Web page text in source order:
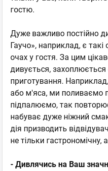
гостю.
Дуже важливо постійно
Гаучо», наприклад, є такі
очах у гостя. За цим
дивується,
приготування.
або м'яса, ми поливаємо
підпалюємо, так
набуває дуже ніжний
дія призводить
не тільки гастрономічну,
- Дивлячись на Ваш